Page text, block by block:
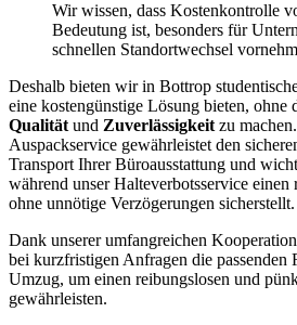
Wir wissen, dass Kostenkontrolle
Bedeutung ist, besonders für
schnellen Standortwechsel
Deshalb bieten wir in Bottrop
eine kostengünstige Lösung bieten, ohne
Qualität und Zuverlässigkeit zu
Auspackservice gewährleistet den
Transport Ihrer Büroausstattung und
während unser Halteverbotsservice einen
ohne unnötige Verzögerungen sicherstellt.
Dank unserer umfangreichen
bei kurzfristigen Anfragen die passenden
Umzug, um einen reibungslosen und
gewährleisten.